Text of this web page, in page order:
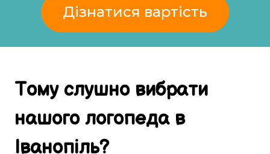
Дізнатися вартість
Тому слушновибрати
нашого логопеда в
Іванопіль?